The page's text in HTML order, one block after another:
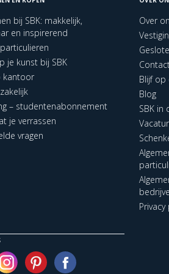
bij SBK: makkelijk,
en inspirerend
je kunst bij SBK
kantoor
– studentenabonnement
je verrassen
vragen
Over
Blijf op
Blog
SBK in